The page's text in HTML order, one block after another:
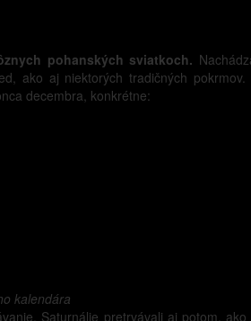
pohanských sviatkoch.
ako aj niektorých tradičných
decembra, konkrétne:
kalendára
Saturnálie pretrvávali aj potom,